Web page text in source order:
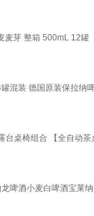
麦芽 整箱 500mL 12罐
混装 德国原装保拉纳
桌椅组合 【全自动
啤酒小麦白啤酒宝莱